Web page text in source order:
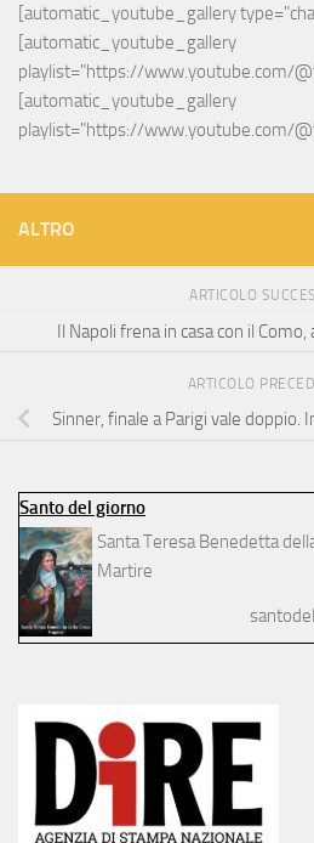
[automatic_youtube_gallery
[automatic_youtube_gallery
playlist="https://www.youtube.com/
[automatic_youtube_gallery
playlist="https://www.youtube.com/
ALTRO
ARTICOLO
Il Napoli frena in casa con il
ARTICOLO
Sinner, finale a Parigi vale doppio.
Santo del giorno
Santa Teresa Benedetta
Martire